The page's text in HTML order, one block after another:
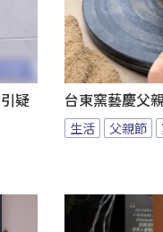
疑
台東窯藝慶父
生活 父親節